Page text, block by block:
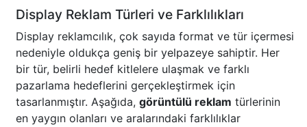
Display Reklam Türleri ve Farklılıkları
Display reklamcılık, çok sayıda format ve tür içermesi
nedeniyle oldukça geniş bir yelpazeye sahiptir. Her
bir tür, belirli hedef kitlelere ulaşmak ve farklı
pazarlama hedeflerini gerçekleştirmek için
tasarlanmıştır. Aşağıda, görüntülü reklam türlerinin
en yaygın olanları ve aralarındaki farklılıklar